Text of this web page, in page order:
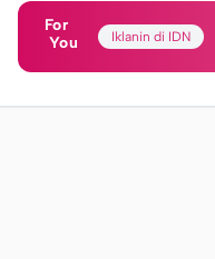
For
You
Iklanin di IDN